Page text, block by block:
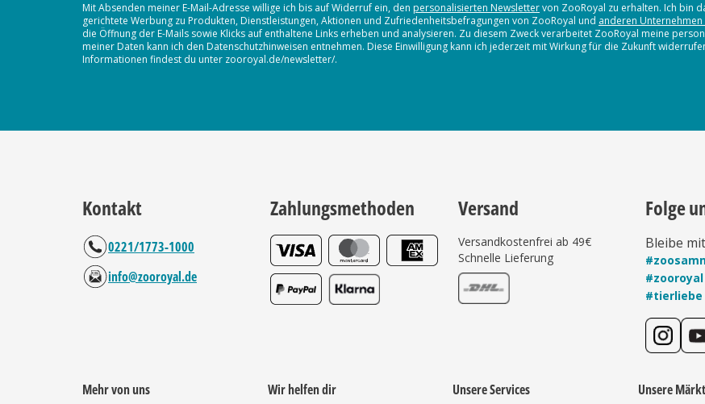
Mit Absenden meiner E-Mail-Adresse willige ich bis auf Widerruf ein, den personalisierten Newslettervon ZooRoyal zu erhalten. Ich bin
gerichtete Werbung zu Produkten, Dienstleistungen, Aktionen und Zufriedenheitsbefragungen von ZooRoyal und anderen Unternehmen
die Öffnung der E-Mails sowie Klicks auf enthaltene Links erheben und analysieren. Zu diesem Zweck verarbeitet ZooRoyal meine
meiner Daten kann ich den Datenschutzhinweisen entnehmen. Diese Einwilligung kann ich jederzeit mit Wirkung für die Zukunft
Informationen findest du unter zooroyal.de/newsletter/.
Kontakt
0221/1773-1000
info@zooroyal.de
Zahlungsmethoden Versand
Versandkostenfrei ab 49€
Schnelle Lieferung
Folge
Bleibe
#zooroyal
#tierliebe
Mehr von uns Wir helfen dir Unsere Services Unsere